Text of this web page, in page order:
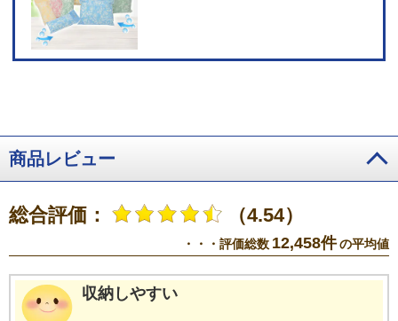
商品レビュー
総合評価： （4.54）
・・・評価総数 12,458件の平均値
収納しやすい